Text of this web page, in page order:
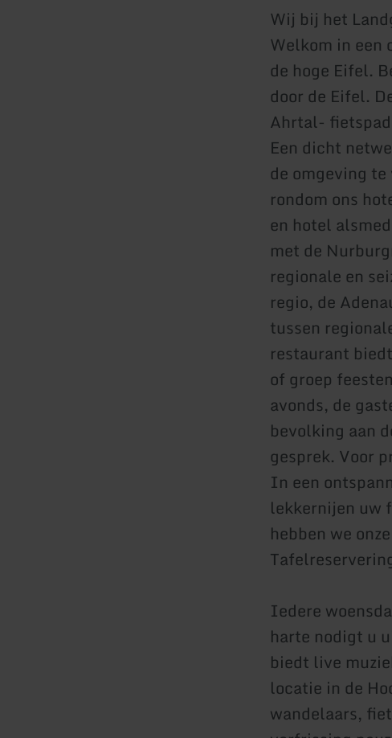
Wij bij het
Welkom in een
de hoge Eifel.
door de Eifel.
Ahrtal-
Een dicht
de omgeving
rondom ons
en hotel
met de
regionale en
regio, de
tussen
restaurant
of groep
avonds, de
bevolking aan
gesprek. Voor
In een
lekkernijen uw
hebben we
Iedere
harte nodigt u
biedt live
locatie in de
wandelaars,